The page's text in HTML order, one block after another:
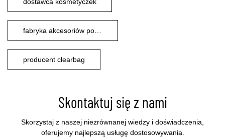
producent clearbag
Skontaktuj się z nami
Skorzystaj z naszej niezrównanej wiedzy i doświadczenia,
oferujemy najlepszą usługę dostosowywania.